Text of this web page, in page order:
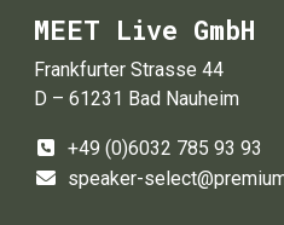
MEET Live GmbH
Frankfurter Strasse 44
D – 61231 Bad Nauheim
+49 (0)6032 785 93 93
speaker-